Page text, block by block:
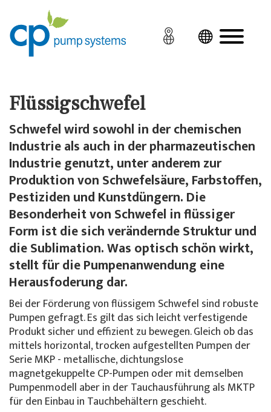
Flüssigschwefel
Schwefel wird sowohl in der chemischen
Industrie als auch in der pharmazeutischen
Industrie genutzt, unter anderem zur
Produktion von Schwefelsäure, Farbstoffen,
Pestiziden und Kunstdüngern. Die
Besonderheit von Schwefel in flüssiger
Form ist die sich verändernde Struktur und
die Sublimation. Was optisch schön wirkt,
stellt für die Pumpenanwendung eine
Herausfoderung dar.
Bei der Förderung von flüssigem Schwefel sind robuste
Pumpen gefragt. Es gilt das sich leicht verfestigende
Produkt sicher und effizient zu bewegen. Gleich ob das
mittels horizontal, trocken aufgestellten Pumpen der
Serie MKP - metallische, dichtungslose
magnetgekuppelte CP-Pumpen oder mit demselben
Pumpenmodell aber in der Tauchausführung als MKTP
für den Einbau in Tauchbehältern geschieht.